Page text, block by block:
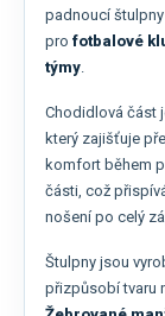
padnoucí
pro fotbalové
týmy.
Chodidlová část
který zajišťuje
komfort během
části, což
nošení po celý
Štulpny jsou
přizpůsobí tvaru